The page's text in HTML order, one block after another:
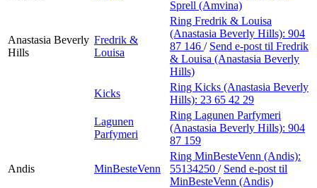
Sprell (Amvina)
Anastasia Beverly
Hills
Fredrik &
Louisa
Ring Fredrik & Louisa
(Anastasia Beverly Hills): 904
87 146 / Send e-post til Fredrik
& Louisa (Anastasia Beverly
Hills)
Kicks
Ring Kicks (Anastasia Beverly
Hills): 23 65 42 29
Lagunen
Parfymeri
Ring Lagunen Parfymeri
(Anastasia Beverly Hills): 904
87 159
Andis MinBesteVenn
Ring MinBesteVenn (Andis):
55134250 / Send e-post til
MinBesteVenn (Andis)